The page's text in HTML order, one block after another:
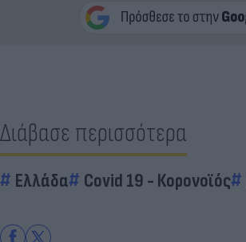
Διάβασε περισσότερα
Ελλάδα Covid 19 - Κορονοϊός